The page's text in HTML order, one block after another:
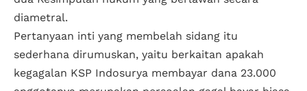
diametral.
Pertanyaan inti yang membelah sidang itu
sederhana dirumuskan, yaitu berkaitan apakah
kegagalan KSP Indosurya membayar dana 23.000